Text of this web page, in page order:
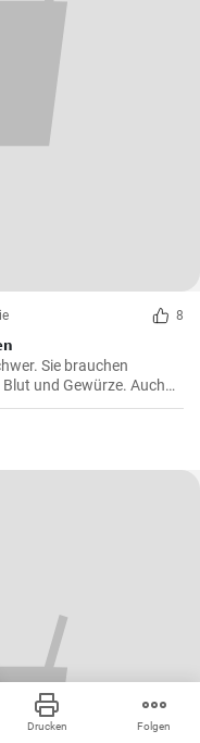
8
Sie brauchen
und Gewürze. Auch
mit Grützwurst
die Wurst .
Drucken Folgen